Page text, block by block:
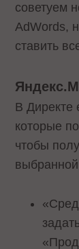
советуем
AdWords,
ставить
В Директе
которые
чтобы